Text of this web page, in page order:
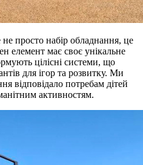
не просто набір обладнання, це
елемент має своє унікальне
цілісні системи, що
для ігор та розвитку. Ми
відповідало потребам дітей
активностям.